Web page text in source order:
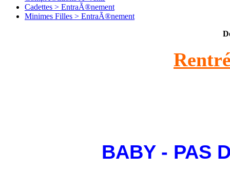
Cadettes > EntraÃ®nement
Minimes Filles > EntraÃ®nement
BABY - PAS